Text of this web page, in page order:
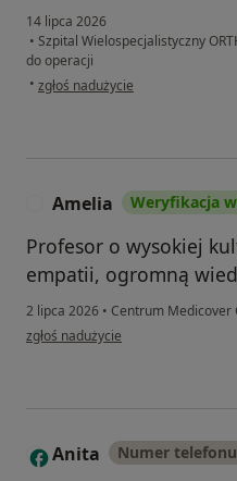
14 lipca 2026
• Szpital Wielospecjalistyczny
do operacji
• w opinii użytkownika Marzena
zgłoś nadużycie
Amelia Weryfikacja
Profesor o wysokiej
empatii, ogromną
2 lipca 2026 • Centrum Medicover
w opinii użytkownika Amelia
zgłoś nadużycie
A Anita Numer